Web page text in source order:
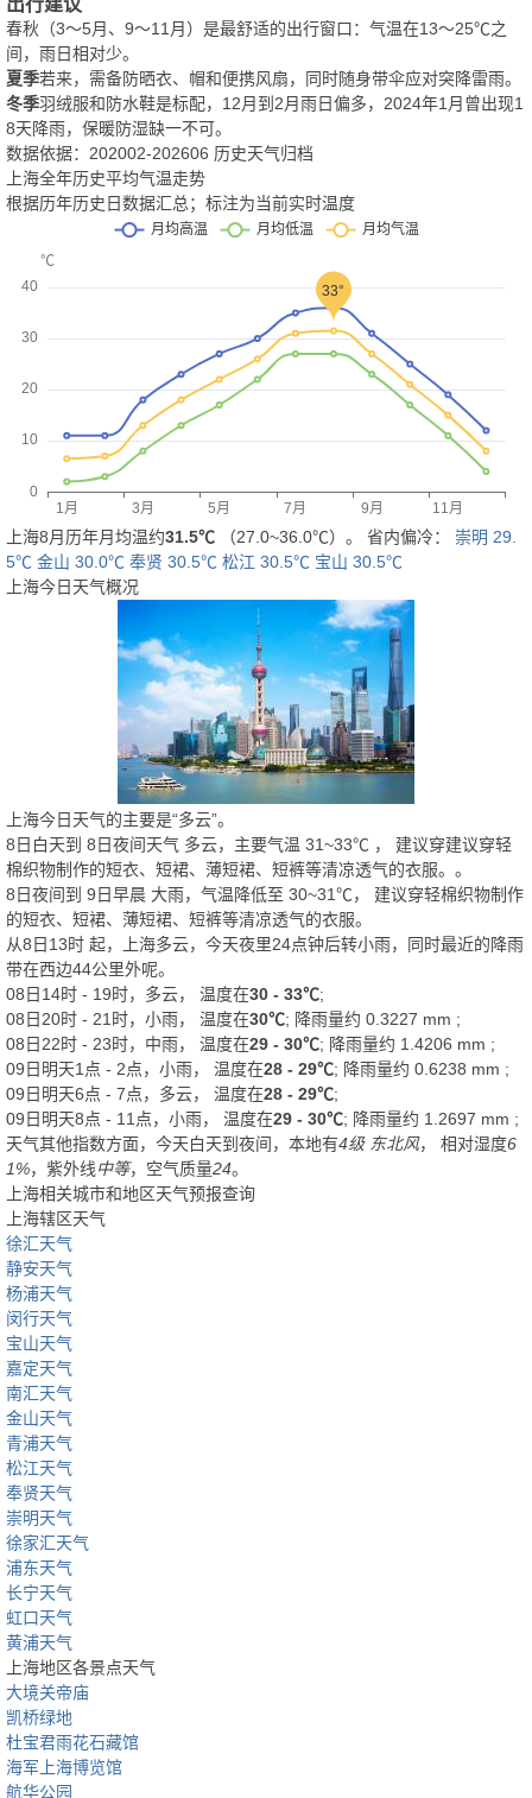
出行建议
春秋（3～5月、9～11月）是最舒适的出行窗口：气温在13～25℃之
间，雨日相对少。
夏季若来，需备防晒衣、帽和便携风扇，同时随身带伞应对突降雷雨。
冬季羽绒服和防水鞋是标配，12月到2月雨日偏多，2024年1月曾出现1
8天降雨，保暖防湿缺一不可。
数据依据：202002-202606 历史天气归档
上海全年历史平均气温走势
根据历年历史日数据汇总；标注为当前实时温度
上海8月历年月均温约31.5℃ （27.0~36.0℃）。 省内偏冷： 崇明 29.
5℃ 金山 30.0℃ 奉贤 30.5℃ 松江 30.5℃ 宝山 30.5℃
上海今日天气概况
上海今日天气的主要是“多云”。
8日白天到 8日夜间天气 多云，主要气温 31~33℃ ， 建议穿建议穿轻
棉织物制作的短衣、短裙、薄短裙、短裤等清凉透气的衣服。 。
8日夜间到 9日早晨 大雨，气温降低至 30~31℃， 建议穿轻棉织物制作
的短衣、短裙、薄短裙、短裤等清凉透气的衣服。
从8日13时 起，上海多云，今天夜里24点钟后转小雨，同时最近的降雨
带在西边44公里外呢。
08日14时 - 19时，多云， 温度在30 - 33℃;
08日20时 - 21时，小雨， 温度在30℃; 降雨量约 0.3227 mm ;
08日22时 - 23时，中雨， 温度在29 - 30℃; 降雨量约 1.4206 mm ;
09日明天1点 - 2点，小雨， 温度在28 - 29℃; 降雨量约 0.6238 mm ;
09日明天6点 - 7点，多云， 温度在28 - 29℃;
09日明天8点 - 11点，小雨， 温度在29 - 30℃; 降雨量约 1.2697 mm ;
天气其他指数方面，今天白天到夜间，本地有4级 东北风， 相对湿度6
1%，紫外线中等，空气质量24。
上海相关城市和地区天气预报查询
上海辖区天气
徐汇天气
静安天气
杨浦天气
闵行天气
宝山天气
嘉定天气
南汇天气
金山天气
青浦天气
松江天气
奉贤天气
崇明天气
徐家汇天气
浦东天气
长宁天气
虹口天气
黄浦天气
上海地区各景点天气
大境关帝庙
凯桥绿地
杜宝君雨花石藏馆
海军上海博览馆
航华公园